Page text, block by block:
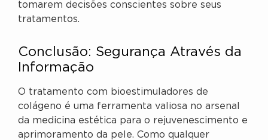
tomarem decisões conscientes sobre seus
tratamentos.
Conclusão: Segurança Através da
Informação
O tratamento com bioestimuladores de
colágeno é uma ferramenta valiosa no arsenal
da medicina estética para o rejuvenescimento e
aprimoramento da pele. Como qualquer